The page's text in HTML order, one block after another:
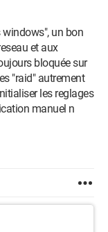
windows", un bon
et aux
bloquée sur
"raid" autrement
les reglages
manuel n